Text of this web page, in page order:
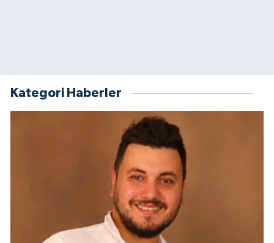
Kategori Haberler